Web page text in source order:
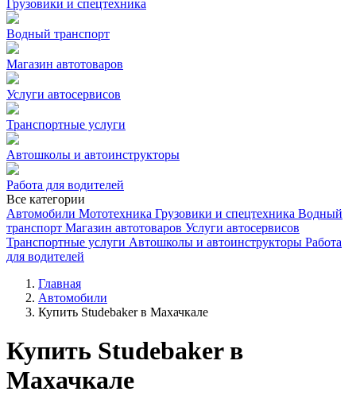
Грузовики и спецтехника
Водный транспорт
Магазин автотоваров
Услуги автосервисов
Транспортные услуги
Автошколы и автоинструкторы
Работа для водителей
Все категории
Автомобили Мототехника Грузовики и спецтехника Водный
транспорт Магазин автотоваров Услуги автосервисов
Транспортные услуги Автошколы и автоинструкторы Работа
для водителей
Главная
Автомобили
Купить Studebaker в Махачкале
Купить Studebaker в
Махачкале